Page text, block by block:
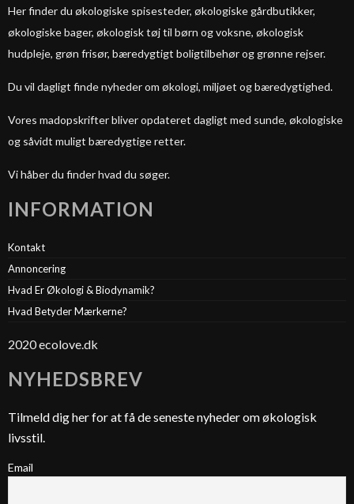
Her finder du økologiske spisesteder, økologiske gårdbutikker,
økologiske bager, økologisk tøj til børn og voksne, økologisk
hudpleje, grøn frisør, bæredygtigt boligtilbehør og grønne rejser.
Du vil dagligt finde nyheder om økologi, miljøet og bæredygtighed.
Vores madopskrifter bliver opdateret dagligt med sunde, økologiske
og såvidt muligt bæredygtige retter.
Vi håber du finder hvad du søger.
INFORMATION
Kontakt
Annoncering
Hvad Er Økologi & Biodynamik?
Hvad Betyder Mærkerne?
2020 ecolove.dk
NYHEDSBREV
Tilmeld dig her for at få de seneste nyheder om økologisk
livsstil.
Email